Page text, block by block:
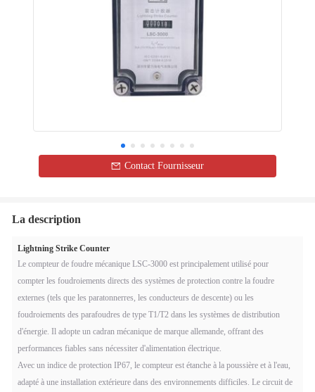
Contact Fournisseur
La description
Lightning Strike Counter
Le compteur de foudre mécanique LSC-3000 est principalement utilisé pour
compter les foudroiements directs des systèmes de protection contre la foudre
externes (tels que les paratonnerres, les conducteurs de descente) ou les
foudroiements des parafoudres de type T1/T2 dans les systèmes de distribution
d'énergie. Il adopte un cadran mécanique de marque allemande, offrant des
performances fiables sans nécessiter d'alimentation électrique.
Avec un indice de protection IP67, le compteur est étanche à la poussière et à l'eau,
adapté à une installation extérieure dans des environnements difficiles. Le circuit de